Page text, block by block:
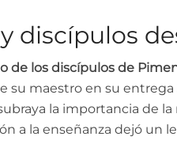
discípulos
de los discípulos de
su maestro en su
la importancia de
a la enseñanza dejó un